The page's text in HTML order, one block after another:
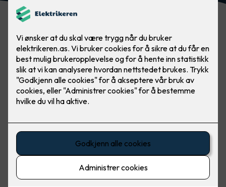
Smarthus med alt integrert
Teknisk sjef i Micro Matic, Petter Johansen, anbefaler alle å
når man bygger nytt og kan planlegge alt fra
begynnelsen for en god driftsøkonomi.